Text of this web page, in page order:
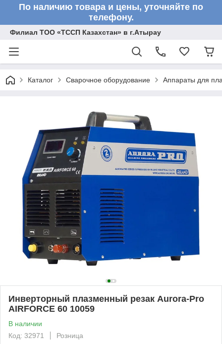
По наличию товара и цены, уточняйте по
телефону.
Филиал ТОО «ТССП Казахстан» в г.Атырау
Каталог Сварочное оборудование Аппараты для
Инверторный плазменный резак Aurora-Pro
AIRFORCE 60 10059
В наличии
Код: 32971
Розница